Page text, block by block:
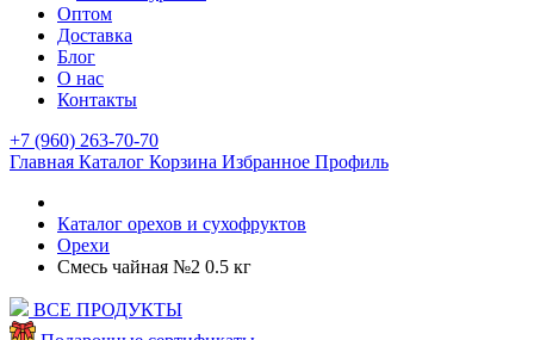
Оптом
Доставка
Блог
О нас
Контакты
+7 (960) 263-70-70
Главная Каталог Корзина Избранное Профиль
Каталог орехов и сухофруктов
Орехи
Смесь чайная №2 0.5 кг
ВСЕ ПРОДУКТЫ